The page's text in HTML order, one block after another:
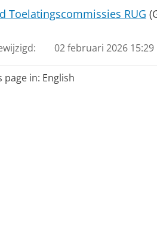
Toelatingscommissies RUG
02 februari 2026 15:29
page in: English